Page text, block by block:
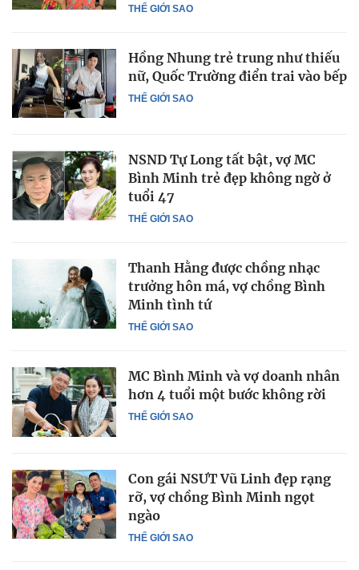
THẾ GIỚI SAO
THẾ GIỚI SAO
Hồng Nhung trẻ trung như thiếu
nữ, Quốc Trường điển trai vào bếp
THẾ GIỚI SAO
NSND Tự Long tất bật, vợ MC
Bình Minh trẻ đẹp không ngờ ở
tuổi 47
THẾ GIỚI SAO
Thanh Hằng được chồng nhạc
trưởng hôn má, vợ chồng Bình
Minh tình tứ
THẾ GIỚI SAO
MC Bình Minh và vợ doanh nhân
hơn 4 tuổi một bước không rời
THẾ GIỚI SAO
Con gái NSƯT Vũ Linh đẹp rạng
rỡ, vợ chồng Bình Minh ngọt
ngào